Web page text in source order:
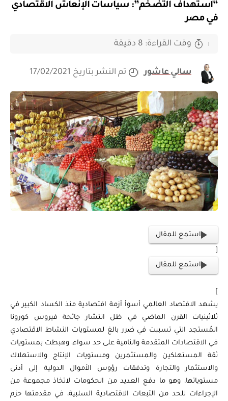
“اسـتهداف التضـخـم”: سياسات الإنعاش الاقتصادي
في مصر
سالي عاشور تم النشر بتاريخ 17/02/2021
وقت القراءة: 8 دقيقة
استمع للمقال
استمع للمقال
يشهد الاقتصاد العالمي أسوأ أزمة اقتصادية منذ الكساد الكبير في
ثلاثينيات القرن الماضي في ظل انتشار جائحة فيروس كورونا
المُستجد التي تسببت في ضرر بالغ لمستويات النشاط الاقتصادي
في الاقتصادات المتقدمة والنامية على حد سواء، وهبطت بمستويات
ثقة المستهلكين والمستثمرين ومستويات الإنتاج والاستهلاك
والاستثمار والتجارة وتدفقات رؤوس الأموال الدولية إلى أدنى
مستوياتها، وهو ما دفع العديد من الحكومات لاتخاذ مجموعة من
الإجراءات للحد من التبعات الاقتصادية السلبية، في مقدمتها حزم